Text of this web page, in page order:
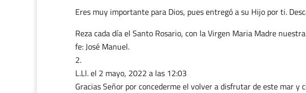
Eres muy importante para Dios, pues entregó a su Hijo por ti.
Reza cada día el Santo Rosario, con la Virgen Maria Madre
fe: José Manuel.
L.Ll.el 2 mayo, 2022 a las 12:03
Gracias Señor por concederme el volver a disfrutar de este mar y